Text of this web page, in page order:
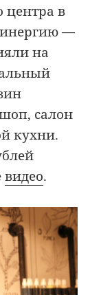
центра в
—
на
салон
кухни.
видео.